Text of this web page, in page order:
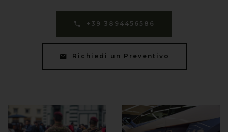
+39 3894456586
Richiedi un Preventivo